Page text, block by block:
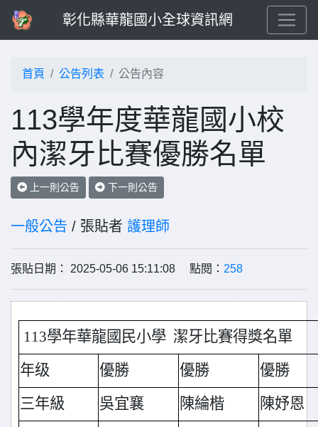
彰化縣華龍國小全球資訊網
首頁 公告列表 公告內容
113學年度華龍國小校
內潔牙比賽優勝名單
上一則公告 下一則公告
一般公告 / 張貼者 護理師
張貼日期： 2025-05-06 15:11:08 點閱： 258
113學年華龍國民小學 潔牙比賽得獎名單
年级
優勝 優勝
優勝
三年級
吳宜襄 陳綸楷
陳妤恩